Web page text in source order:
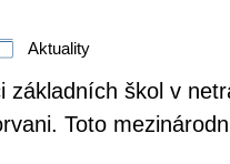
Aktuality
základních škol v
Toto